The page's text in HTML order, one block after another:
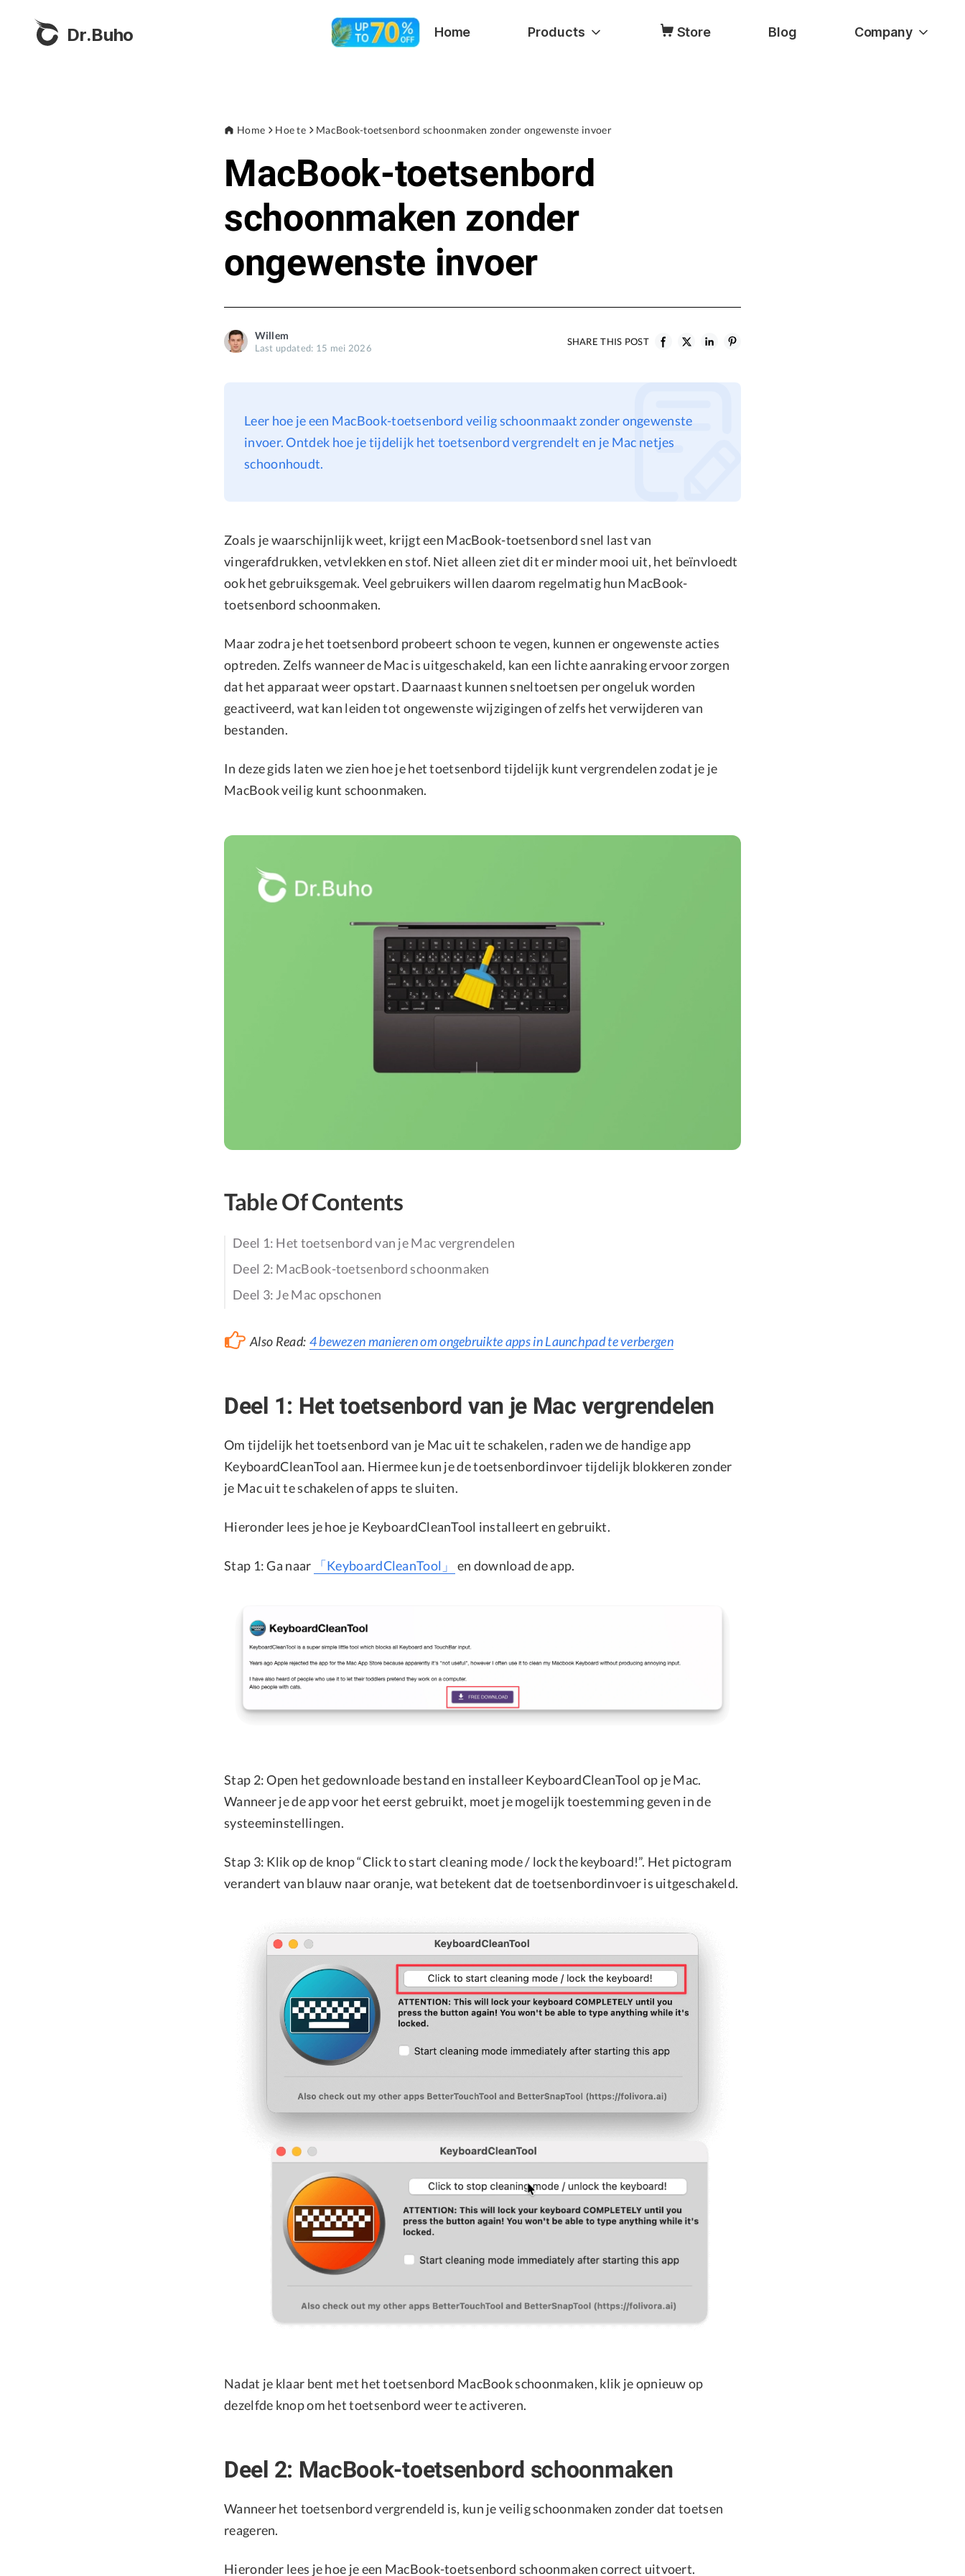
Dr.Buho Home Products Store Blog Company
Home Hoe te MacBook-toetsenbord schoonmaken zonder ongewenste invoer
MacBook-toetsenbord
schoonmaken zonder
ongewenste invoer
Willem
Last updated: 15 mei 2026
SHARE THIS POST
Leer hoe je een MacBook-toetsenbord veilig schoonmaakt zonder ongewenste
invoer. Ontdek hoe je tijdelijk het toetsenbord vergrendelt en je Mac netjes
schoonhoudt.
Zoals je waarschijnlijk weet, krijgt een MacBook-toetsenbord snel last van
vingerafdrukken, vetvlekken en stof. Niet alleen ziet dit er minder mooi uit, het beïnvloedt
ook het gebruiksgemak. Veel gebruikers willen daarom regelmatig hun MacBook-
toetsenbord schoonmaken.
Maar zodra je het toetsenbord probeert schoon te vegen, kunnen er ongewenste acties
optreden. Zelfs wanneer de Mac is uitgeschakeld, kan een lichte aanraking ervoor zorgen
dat het apparaat weer opstart. Daarnaast kunnen sneltoetsen per ongeluk worden
geactiveerd, wat kan leiden tot ongewenste wijzigingen of zelfs het verwijderen van
bestanden.
In deze gids laten we zien hoe je het toetsenbord tijdelijk kunt vergrendelen zodat je je
MacBook veilig kunt schoonmaken.
Table Of Contents
Deel 1: Het toetsenbord van je Mac vergrendelen
Deel 2: MacBook-toetsenbord schoonmaken
Deel 3: Je Mac opschonen
Also Read: 4 bewezen manieren om ongebruikte apps in Launchpad te verbergen
Deel 1: Het toetsenbord van je Mac vergrendelen
Om tijdelijk het toetsenbord van je Mac uit te schakelen, raden we de handige app
KeyboardCleanTool aan. Hiermee kun je de toetsenbordinvoer tijdelijk blokkeren zonder
je Mac uit te schakelen of apps te sluiten.
Hieronder lees je hoe je KeyboardCleanTool installeert en gebruikt.
Stap 1: Ga naar 「KeyboardCleanTool」 en download de app.
Stap 2: Open het gedownloade bestand en installeer KeyboardCleanTool op je Mac.
Wanneer je de app voor het eerst gebruikt, moet je mogelijk toestemming geven in de
systeeminstellingen.
Stap 3: Klik op de knop “Click to start cleaning mode / lock the keyboard!”. Het pictogram
verandert van blauw naar oranje, wat betekent dat de toetsenbordinvoer is uitgeschakeld.
Nadat je klaar bent met het toetsenbord MacBook schoonmaken, klik je opnieuw op
dezelfde knop om het toetsenbord weer te activeren.
Deel 2: MacBook-toetsenbord schoonmaken
Wanneer het toetsenbord vergrendeld is, kun je veilig schoonmaken zonder dat toetsen
reageren.
Hieronder lees je hoe je een MacBook-toetsenbord schoonmaken correct uitvoert.